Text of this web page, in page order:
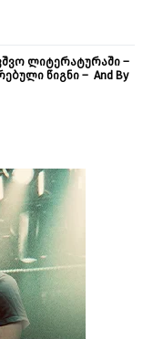
ლიტერატურაში –
წიგნი – And By